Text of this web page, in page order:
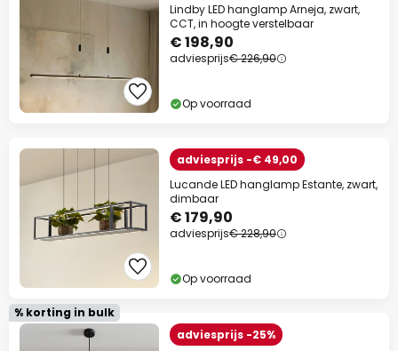
Lindby LED hanglamp Arneja, zwart,
CCT, in hoogte verstelbaar
€ 198,90
adviesprijs€ 226,90
Op voorraad
adviesprijs -€ 49,00
Lucande LED hanglamp Estante, zwart,
dimbaar
€ 179,90
adviesprijs€ 228,90
Op voorraad
% korting in bulk
adviesprijs -25%